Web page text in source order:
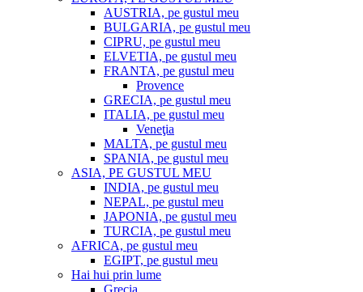
AUSTRIA, pe gustul meu
BULGARIA, pe gustul meu
CIPRU, pe gustul meu
ELVETIA, pe gustul meu
FRANTA, pe gustul meu
Provence
GRECIA, pe gustul meu
ITALIA, pe gustul meu
Veneţia
MALTA, pe gustul meu
SPANIA, pe gustul meu
ASIA, PE GUSTUL MEU
INDIA, pe gustul meu
NEPAL, pe gustul meu
JAPONIA, pe gustul meu
TURCIA, pe gustul meu
AFRICA, pe gustul meu
EGIPT, pe gustul meu
Hai hui prin lume
Grecia